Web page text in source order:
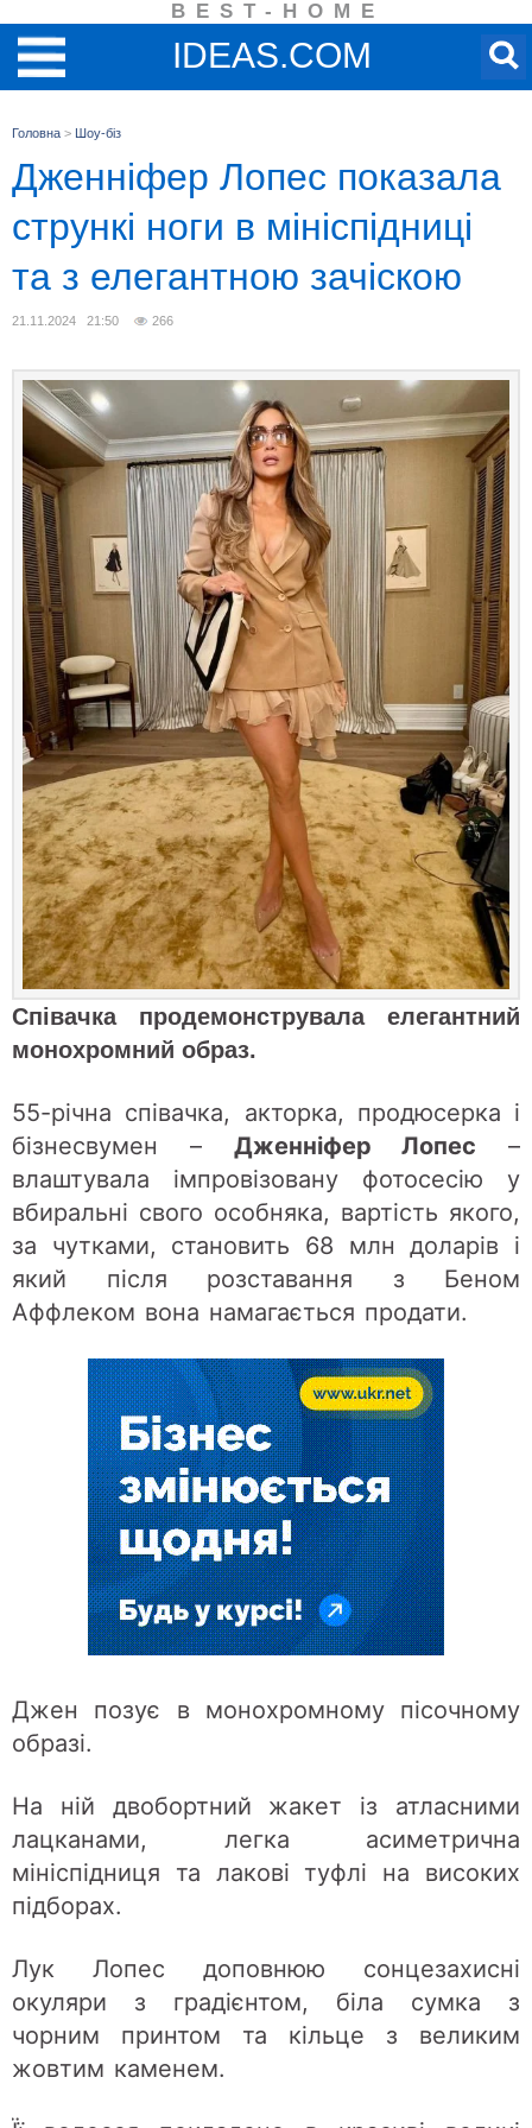
BEST-HOME
IDEAS.COM
Головна > Шоу-біз
Дженніфер Лопес показала
стрункі ноги в мініспідниці
та з елегантною зачіскою
21.11.2024 21:50 266
Співачка продемонструвала елегантний
монохромний образ.
55-річна співачка, акторка, продюсерка і
бізнесвумен –
Дженніфер Лопес
–
влаштувала імпровізовану фотосесію у
вбиральні свого особняка, вартість якого,
за чутками, становить 68 млн доларів і
який після розставання з Беном
Аффлеком вона намагається продати.
Джен позує в монохромному пісочному
образі.
На ній двобортний жакет із атласними
лацканами, легка асиметрична
мініспідниця та лакові туфлі на високих
підборах.
Лук Лопес доповнюю сонцезахисні
окуляри з градієнтом, біла сумка з
чорним принтом та кільце з великим
жовтим каменем.